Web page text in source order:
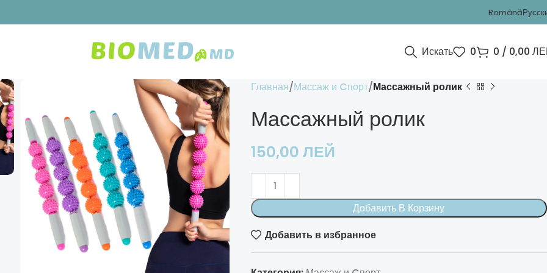
Română
Искать 0 0 / 0,00
Главная Массаж и Cпорт Массажный ролик
Массажный ролик
150,00 ЛЕЙ
Добавить В Корзину
Добавить в избранное